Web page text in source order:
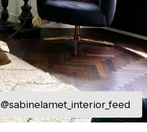
@sabinelamet_interior_feed